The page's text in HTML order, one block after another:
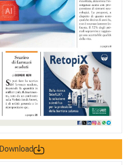
Download